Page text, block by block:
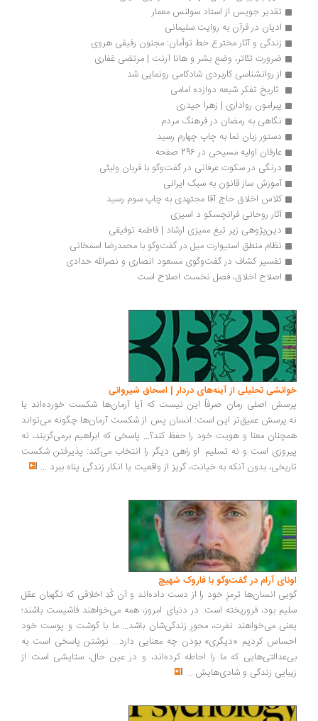
تقدیر جویس از استاد سولنس معمار
ادیان در قرآن به روایت سلیمانی
زندگی و آثار مخترع خط توأمان: مجنون رفیقی هروی
ضرورت تئاتر، وضع بشر و هانا آرنت | مرتضی غفاری
از روانشناسی کاربردی شادکامی رونمایی شد
تاریخ تفکر شیعه دوازده امامی
پبرامون رواداری | زهرا حیدری
نگاهی به رمضان در فرهنگ مردم
دستور زبان نما به چاپ چهارم رسید
عارفان اولیه مسیحی در 296 صفحه
درنگی در سکوت عرفانی در گفت‌وگو با قربان ولیئی
آموزش ساز قانون به سبک ایرانی
کلاس اخلاق حاج آقا مجتهدی به چاپ سوم رسید
آثار روحانی فرانچسکو د اسیزی
دین‌پژوهی زیر تیغ ممیزی ارشاد | فاطمه توفیقی
نظام منطق استیوارت میل در گفت‌وگو با محمدرضا اسمخانی
تفسیر کشاف در گفت‌وگوی مسعود انصاری و نصرالله حدادی
اصلاح اخلاق، فصل نخست اصلاح است
تحلیلی از آینه‌های دردار | اسحاق شیروانی
اصلی رمان صرفاً این نیست که آیا آرمان‌ها شکست خورده‌اند یا
عمیق‌تر این است: انسان پس از شکست آرمان‌ها چگونه می‌تواند
معنا و هویت خود را حفظ کند؟... پاسخی که ابراهیم برمی‌گزیند، نه
است و نه تسلیم. او راهی دیگر را انتخاب می‌کند: پذیرفتن شکست
بدون آنکه به خیانت، گریز از واقعیت یا انکار زندگی پناه ببرد...
آرام در گفت‌وگو با فاروک شهیچ‭
انسان‌ها ترمزِ خود را از دست داده‌اند و آن کُدِ اخلاقی که نگهبان عقل
بود، فروریخته است. در دنیای امروز، همه می‌خواهند فاشیست باشند؛
می‌خواهند نفرت، محورِ زندگی‌شان باشد... ما با گوشت و پوست خود
کردیم «دیگری» بودن چه معنایی دارد... نوشتن پاسخی است به
که ما را احاطه کرده‌اند، و در عین حال، ستایشی است از
زندگی و شادی‌هایش...